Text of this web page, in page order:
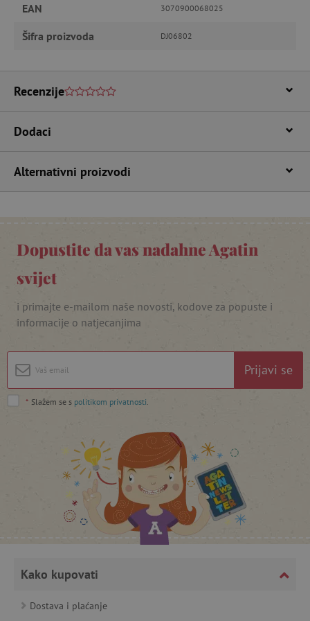
EAN 3070900068025
Šifra proizvoda DJ06802
Recenzije
Dodaci
Alternativni proizvodi
Dopustite da vas nadahne Agatin
svijet
i primajte e-mailom naše novosti, kodove za popuste i
informacije o natjecanjima
Prijavi se
* Slažem se s politikom privatnosti
Kako kupovati
Dostava i plaćanje
Nužno potrebni kolačići
funkcionalnost internetske stranice, kao što su
npr. upis korisnika na stranici te uređivanje
računa. Internetsku stranicu ne možete
Pružatelj usluga/
www.agatinsvijet.hr
featureFlagIdentifier www.agatinsvijet.hr
www.agatinsvijet.hr
featureFlagCheckoutExperimentVariant
Googleovu politiku privatnosti